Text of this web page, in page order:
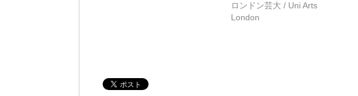
ロンドン芸大 / Uni Arts
London